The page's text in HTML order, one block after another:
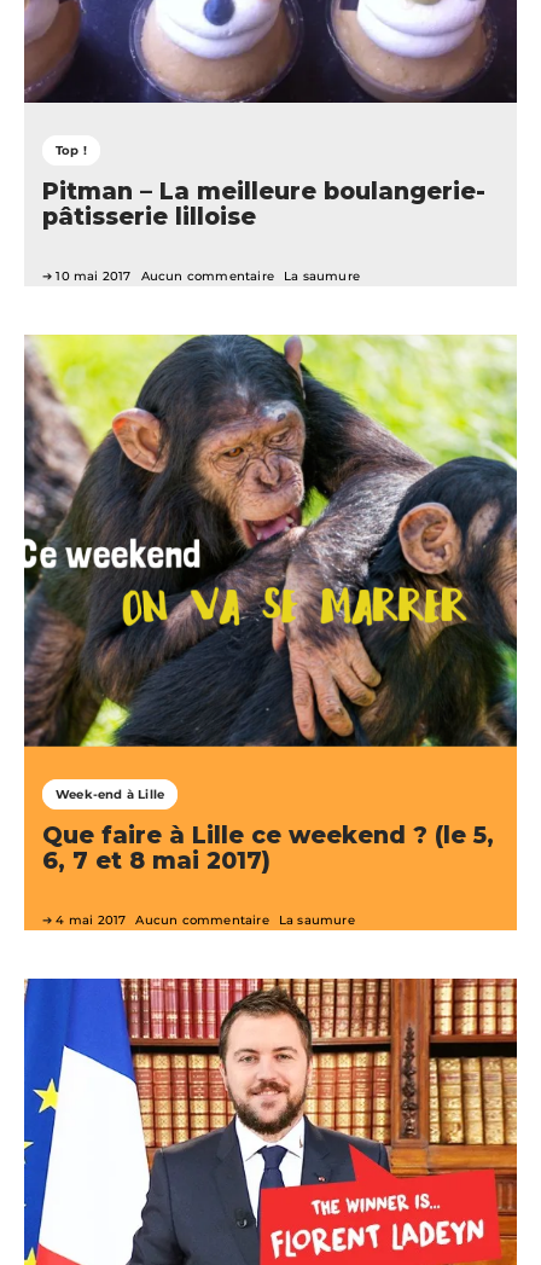
Top !
Pitman – La meilleure boulangerie-
pâtisserie lilloise
10 mai 2017 Aucun commentaire La saumure
Week-end à Lille
Que faire à Lille ce weekend ? (le 5,
6, 7 et 8 mai 2017)
4 mai 2017 Aucun commentaire La saumure